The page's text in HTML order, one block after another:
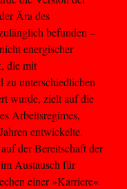
Ära des
befunden –
energischer
die mit
zu unterschiedlichen
wurde, zielt auf die
Arbeitsregimes,
entwickelte.
der Bereitschaft der
Austausch für
einer »Karriere«